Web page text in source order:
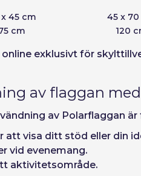
45 cm 45 x
cm 120
exklusivt för
av flaggan
av Polarflaggan är
visa ditt stöd eller din
vid evenemang.
aktivitetsområde.